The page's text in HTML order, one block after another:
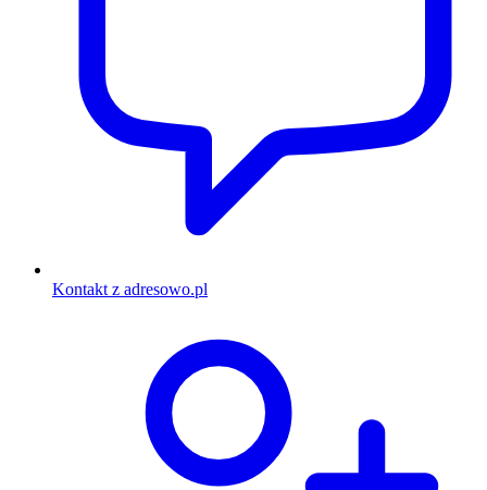
Kontakt z adresowo.pl